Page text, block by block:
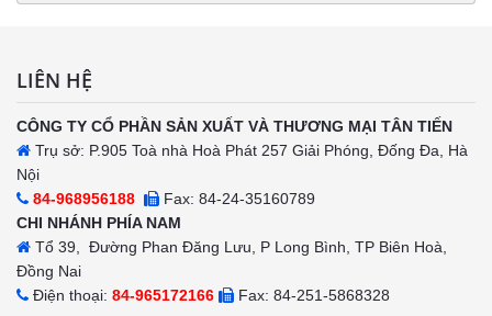
LIÊN HỆ
CÔNG TY CỔ PHẦN SẢN XUẤT VÀ THƯƠNG MẠI TÂN TIẾN
Trụ sở: P.905 Toà nhà Hoà Phát 257 Giải Phóng, Đống Đa, Hà
Nội
84-968956188
Fax: 84-24-35160789
CHI NHÁNH PHÍA NAM
Tổ 39, Đường Phan Đăng Lưu, P Long Bình, TP Biên Hoà,
Đồng Nai
Điện thoại: 84-965172166 Fax: 84-251-5868328